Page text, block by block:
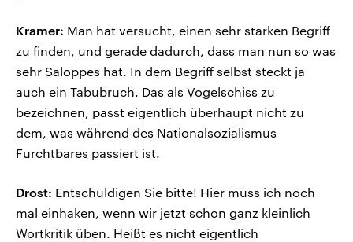
Kramer: Man hat versucht, einen sehr starken Begriff
zu finden, und gerade dadurch, dass man nun so was
sehr Saloppes hat. In dem Begriff selbst steckt ja
auch ein Tabubruch. Das als Vogelschiss zu
bezeichnen, passt eigentlich überhaupt nicht zu
dem, was während des Nationalsozialismus
Furchtbares passiert ist.
Drost: Entschuldigen Sie bitte! Hier muss ich noch
mal einhaken, wenn wir jetzt schon ganz kleinlich
Wortkritik üben. Heißt es nicht eigentlich